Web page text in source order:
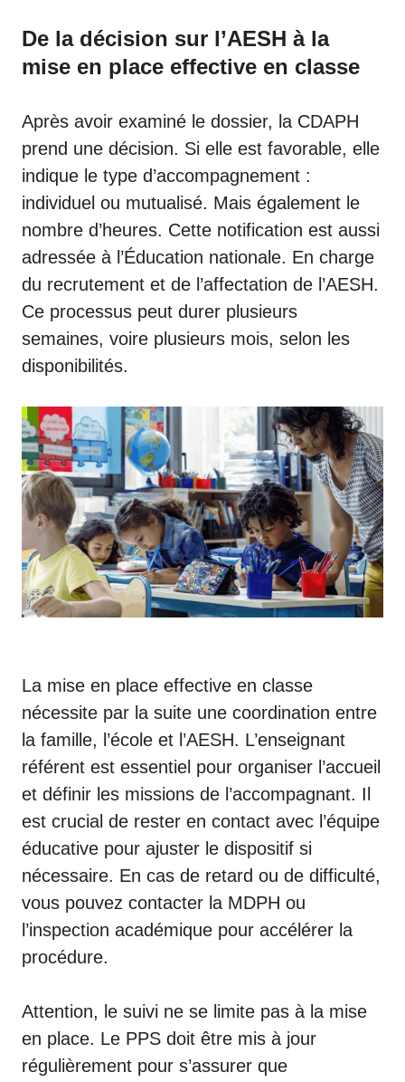
De la décision sur l’AESH à la
mise en place effective en classe
Après avoir examiné le dossier, la CDAPH
prend une décision. Si elle est favorable, elle
indique le type d’accompagnement :
individuel ou mutualisé. Mais également le
nombre d’heures. Cette notification est aussi
adressée à l’Éducation nationale. En charge
du recrutement et de l’affectation de l’AESH.
Ce processus peut durer plusieurs
semaines, voire plusieurs mois, selon les
disponibilités.
La mise en place effective en classe
nécessite par la suite une coordination entre
la famille, l’école et l’AESH. L’enseignant
référent est essentiel pour organiser l’accueil
et définir les missions de l’accompagnant. Il
est crucial de rester en contact avec l’équipe
éducative pour ajuster le dispositif si
nécessaire. En cas de retard ou de difficulté,
vous pouvez contacter la MDPH ou
l’inspection académique pour accélérer la
procédure.
Attention, le suivi ne se limite pas à la mise
en place. Le PPS doit être mis à jour
régulièrement pour s’assurer que